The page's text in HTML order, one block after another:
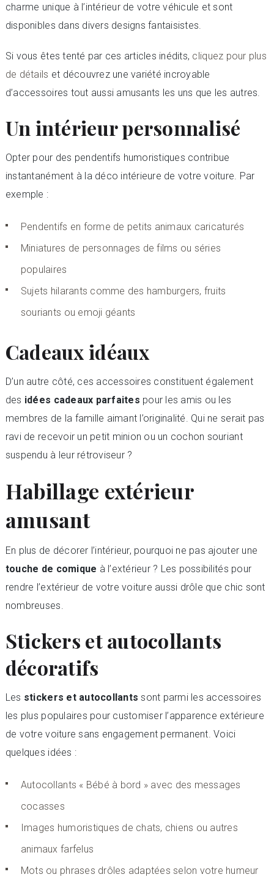
charme unique à l’intérieur de votre véhicule et sont
disponibles dans divers designs fantaisistes.
Si vous êtes tenté par ces articles inédits, cliquez pour plus
de détails et découvrez une variété incroyable
d’accessoires tout aussi amusants les uns que les autres.
Un intérieur personnalisé
Opter pour des pendentifs humoristiques contribue
instantanément à la déco intérieure de votre voiture. Par
exemple :
Pendentifs en forme de petits animaux caricaturés
Miniatures de personnages de films ou séries
populaires
Sujets hilarants comme des hamburgers, fruits
souriants ou emoji géants
Cadeaux idéaux
D’un autre côté, ces accessoires constituent également
des idées cadeaux parfaites pour les amis ou les
membres de la famille aimant l’originalité. Qui ne serait pas
ravi de recevoir un petit minion ou un cochon souriant
suspendu à leur rétroviseur ?
Habillage extérieur
amusant
En plus de décorer l’intérieur, pourquoi ne pas ajouter une
touche de comique à l’extérieur ? Les possibilités pour
rendre l’extérieur de votre voiture aussi drôle que chic sont
nombreuses.
Stickers et autocollants
décoratifs
Les stickers et autocollants sont parmi les accessoires
les plus populaires pour customiser l’apparence extérieure
de votre voiture sans engagement permanent. Voici
quelques idées :
Autocollants « Bébé à bord » avec des messages
cocasses
Images humoristiques de chats, chiens ou autres
animaux farfelus
Mots ou phrases drôles adaptées selon votre humeur